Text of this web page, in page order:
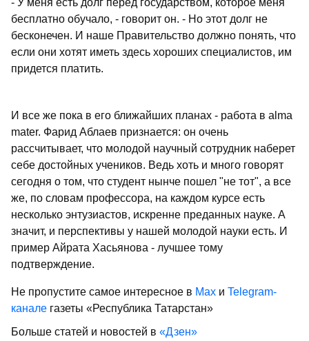
- У меня есть долг перед государством, которое меня
бесплатно обучало, - говорит он. - Но этот долг не
бесконечен. И наше Правительство должно понять, что
если они хотят иметь здесь хороших специалистов, им
придется платить.
И все же пока в его ближайших планах - работа в alma
mater. Фарид Аблаев признается: он очень
рассчитывает, что молодой научный сотрудник наберет
себе достойных учеников. Ведь хоть и много говорят
сегодня о том, что студент нынче пошел "не тот", а все
же, по словам профессора, на каждом курсе есть
несколько энтузиастов, искренне преданных науке. А
значит, и перспективы у нашей молодой науки есть. И
пример Айрата Хасьянова - лучшее тому
подтверждение.
Не пропустите самое интересное в Max и Telegram-
канале газеты «Республика Татарстан»
Больше статей и новостей в «Дзен»